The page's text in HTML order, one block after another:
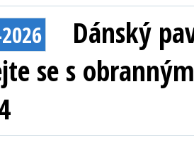
Dánský
se s